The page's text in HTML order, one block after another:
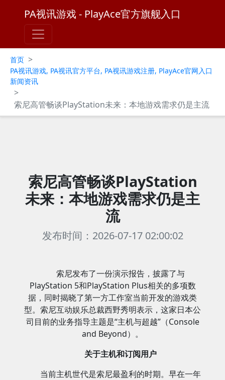
PA视讯游戏 - PlayAce官方旗舰入口
首页 >
PA视讯游戏, PA视讯官方平台, PA视讯游戏注册, PlayAce官网入口
新闻资讯
>
索尼高管畅谈PlayStation未来：本地游戏需求仍是主流
索尼高管畅谈PlayStation
未来：本地游戏需求仍是主
流
发布时间：2026-07-17 02:00:02
索尼发布了一份演示报告，披露了与
PlayStation 5和PlayStation Plus相关的多项数
据，同时揭晓了第一方工作室当前开发的游戏类
型。索尼互动娱乐总裁西野秀明表示，这家日本公
司目前的业务指导主题是“主机与超越”（Console
and Beyond）。
关于主机和订阅用户
当前主机世代是索尼最盈利的时期。早在一年